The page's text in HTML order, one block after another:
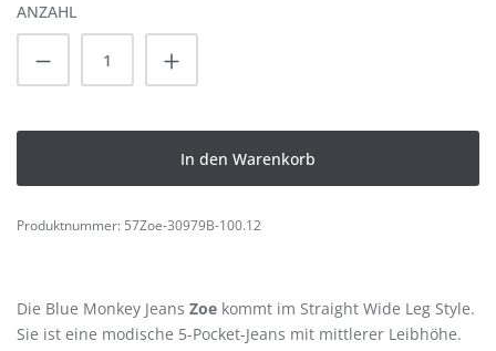
ANZAHL
Produkt Anzahl: Gib den gewünschten
In den Warenkorb
Produktnummer: 57Zoe-30979B-100.12
Die Blue Monkey Jeans Zoe kommt im Straight Wide Leg Style.
Sie ist eine modische 5-Pocket-Jeans mit mittlerer Leibhöhe.